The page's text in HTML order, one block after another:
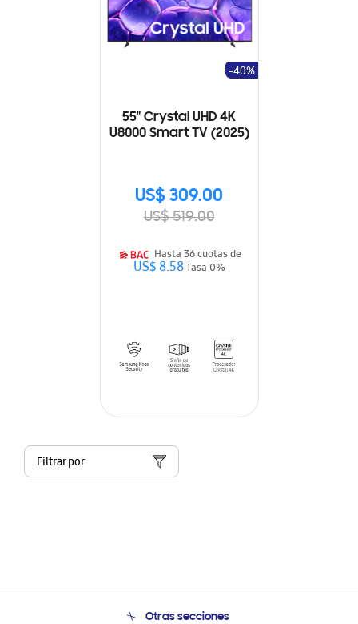
55" Crystal UHD 4K
U8000 Smart TV (2025)
US$ 309.00
US$ 519.00
-40%
Hasta 36 cuotas de
US$ 8.58Tasa 0%
Filtrar por
Otras secciones